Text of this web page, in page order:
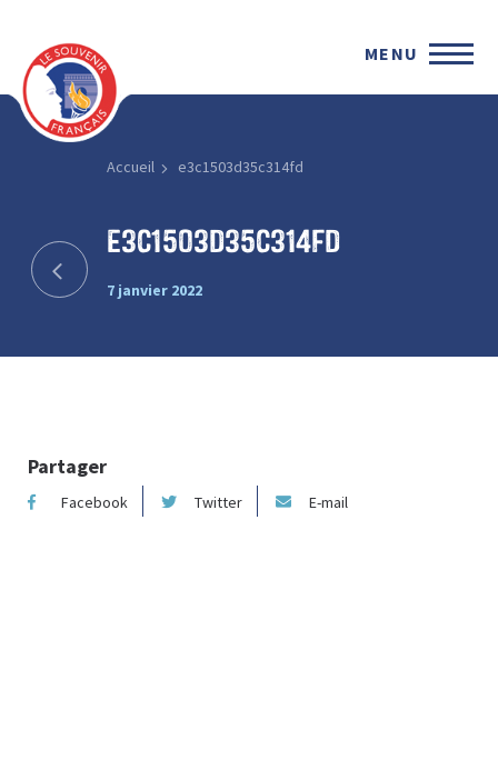
MENU
Accueil e3c1503d35c314fd
e3c1503d35c314fd
7 janvier 2022
Partager
Facebook Twitter E-mail